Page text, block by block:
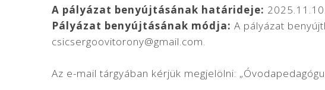
A pályázat benyújtásának határideje:
Pályázat benyújtásának módja: A pályázat
csicsergoovitorony@gmail.com.
Az e-mail tárgyában kérjük megjelölni: